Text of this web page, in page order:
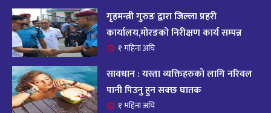
१८
आजको राशिफल : आइतवार, ८ भदौ २०८२ (२४ अगस्ट
२०२५)
११ महिना अघि
१९ आजको राशिफल २०८२ भदाै ४ गते, बुधवार
११ महिना अघि
गृहमन्त्री गुरुङ द्वारा जिल्ला प्रहरी
कार्यालय,मोरङको निरीक्षण कार्य सम्पन्न
१ महिना अघि
सावधान : यस्ता व्यक्तिहरुको लागि नरिवल
पानी पिउनु हुन सक्छ घातक
१ महिना अघि